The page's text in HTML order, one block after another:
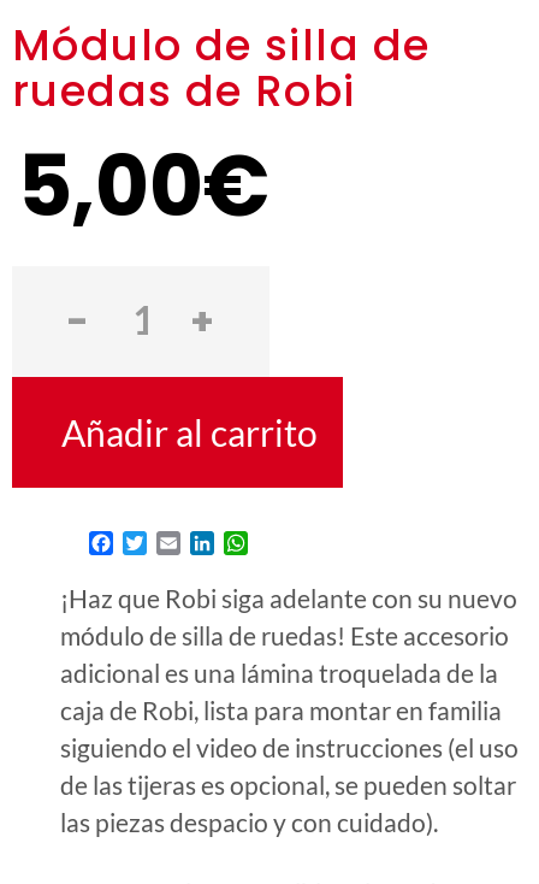
Módulo de silla de
ruedas de Robi
5,00€
Añadir al carrito
FacebookTwitter
Email LinkedIn
¡Haz que Robi siga adelante con su nuevo
módulo de silla de ruedas! Este accesorio
adicional es una lámina troquelada de la
caja de Robi, lista para montar en familia
siguiendo el video de instrucciones (el uso
de las tijeras es opcional, se pueden soltar
las piezas despacio y con cuidado).